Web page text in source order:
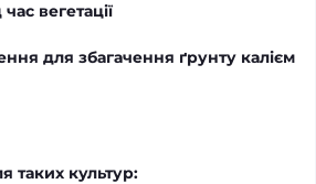
вегетації
для збагачення ґрунту калієм
таких культур: